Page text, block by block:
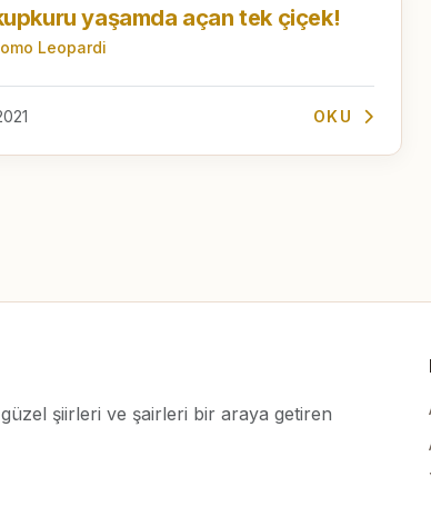
yaşamda açan tek çiçek!
Leopardi
OKU
şiirleri ve şairleri bir araya getiren